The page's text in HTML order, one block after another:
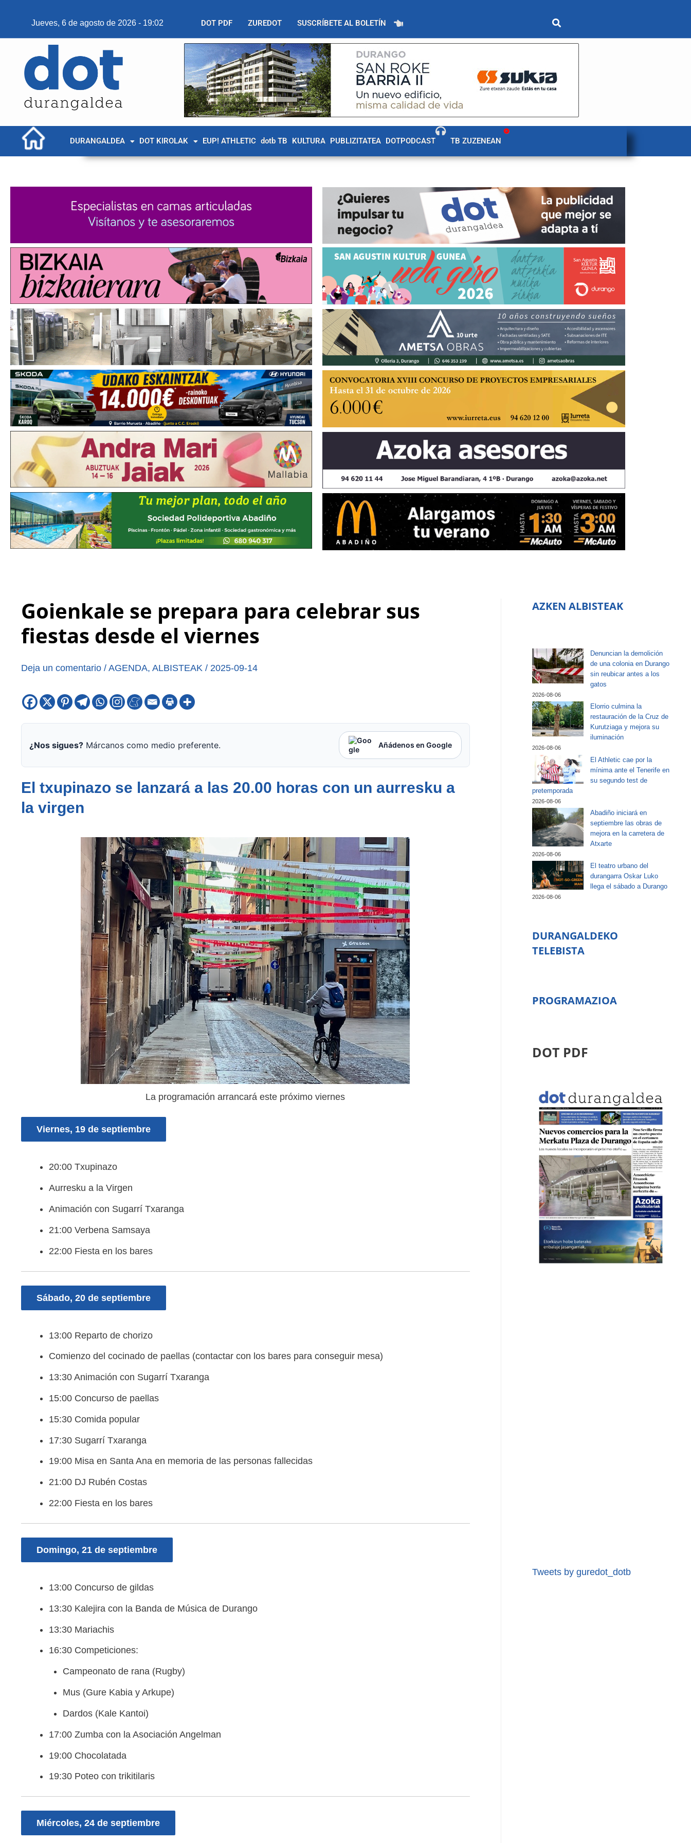
Jueves, 6 de agosto de 2026 - 19:02 DOT PDF ZUREDOT SUSCRÍBETE AL BOLETÍN
DURANGALDEA DOT KIROLAK EUP! ATHLETIC dotb TB KULTURA PUBLIZITATEA DOTPODCAST TB ZUZENEAN
Goienkale se prepara para celebrar sus
fiestas desde el viernes
Deja un comentario / AGENDA, ALBISTEAK / 2025-09-14
¿Nos sigues?Márcanos como medio preferente. Añádenos en Google
El txupinazo se lanzará a las 20.00 horas con un aurresku a
la virgen
La programación arrancará este próximo viernes
Viernes, 19 de septiembre
20:00 Txupinazo
Aurresku a la Virgen
Animación con Sugarrí Txaranga
21:00 Verbena Samsaya
22:00 Fiesta en los bares
Sábado, 20 de septiembre
13:00 Reparto de chorizo
Comienzo del cocinado de paellas (contactar con los bares para conseguir mesa)
13:30 Animación con Sugarrí Txaranga
15:00 Concurso de paellas
15:30 Comida popular
17:30 Sugarrí Txaranga
19:00 Misa en Santa Ana en memoria de las personas fallecidas
21:00 DJ Rubén Costas
22:00 Fiesta en los bares
Domingo, 21 de septiembre
13:00 Concurso de gildas
13:30 Kalejira con la Banda de Música de Durango
13:30 Mariachis
16:30 Competiciones:
Campeonato de rana (Rugby)
Mus (Gure Kabia y Arkupe)
Dardos (Kale Kantoi)
17:00 Zumba con la Asociación Angelman
19:00 Chocolatada
19:30 Poteo con trikitilaris
Miércoles, 24 de septiembre
AZKEN ALBISTEAK
Denuncian la demolición
de una colonia en Durango
sin reubicar antes a los
gatos
2026-08-06
Elorrio culmina la
restauración de la Cruz de
Kurutziaga y mejora su
iluminación
2026-08-06
El Athletic cae por la
mínima ante el Tenerife en
su segundo test de
pretemporada
2026-08-06
Abadiño iniciará en
septiembre las obras de
mejora en la carretera de
Atxarte
2026-08-06
El teatro urbano del
durangarra Oskar Luko
llega el sábado a Durango
2026-08-06
DURANGALDEKO
TELEBISTA
PROGRAMAZIOA
DOT PDF
Tweets by guredot_dotb